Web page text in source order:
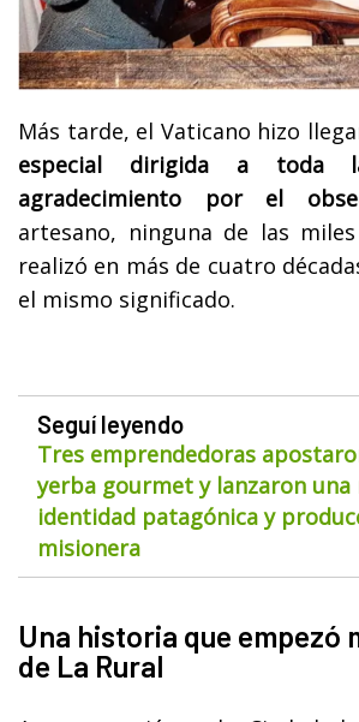
Más tarde, el Vaticano hizo
especial dirigida a toda
agradecimiento por el
artesano, ninguna de las
realizó en más de cuatro
el mismo significado.
Seguí leyendo
Tres emprendedoras
yerba gourmet y lanzaron una
identidad patagónica y
misionera
Una historia que empezó
de La Rural